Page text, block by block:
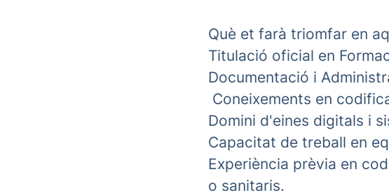
Què et farà triomfar en
Titulació oficial en
Documentació i
Coneixements en
Domini d'eines digitals i
Capacitat de treball en
Experiència prèvia en
o sanitaris.